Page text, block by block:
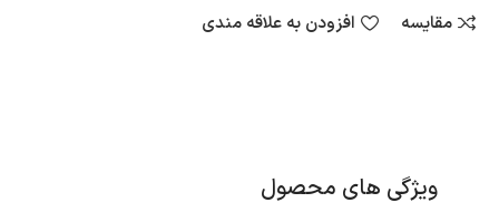
مقایسه افزودن به علاقه مندی
ویژگی های محصول